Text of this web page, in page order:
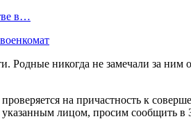
в…
Родные никогда не замечали за
на причастность к
лицом, просим сообщить